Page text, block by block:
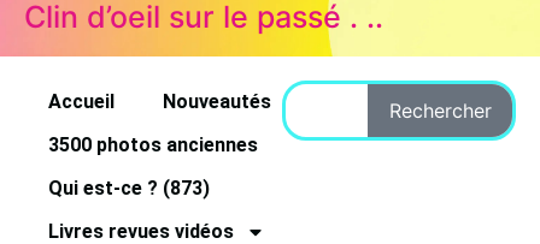
Clin d’oeil sur le passé . ..
Accueil
Nouveautés
3500 photos anciennes
Qui est-ce ? (873)
Livres revues vidéos
Rechercher